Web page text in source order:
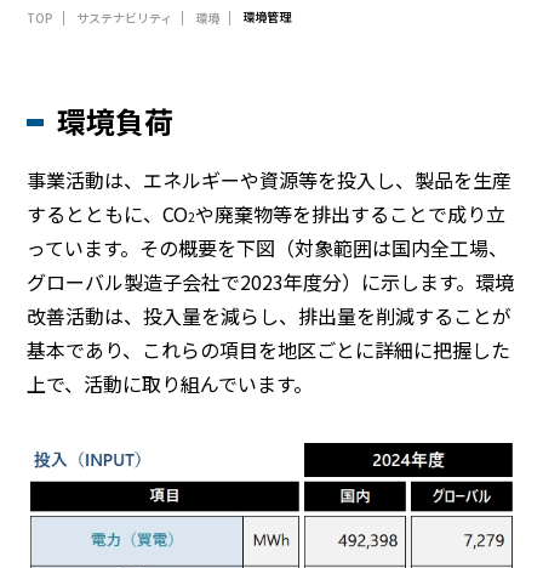
お問い合わせ
BEYOND DISPLAY
Japanese
TOP サステナビリティ 環境 環境管理
環境負荷
事業活動は、エネルギーや資源等を投入し、製品を生産
するとともに、CO2や廃棄物等を排出することで成り立
っています。その概要を下図（対象範囲は国内全工場、
グローバル製造子会社で2023年度分）に示します。環境
改善活動は、投入量を減らし、排出量を削減することが
基本であり、これらの項目を地区ごとに詳細に把握した
上で、活動に取り組んでいます。